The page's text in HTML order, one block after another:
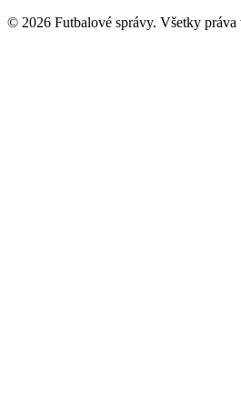
© 2026 Futbalové správy. Všetky práva